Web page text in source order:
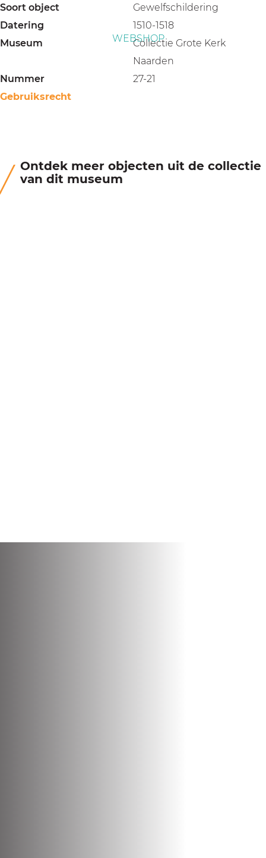
WEBSHOP
Soort object
Gewelfschildering
Datering
1510-1518
Museum
Collectie Grote Kerk
Naarden
Nummer
27-21
Gebruiksrecht
Ontdek meer objecten uit de collectie
van dit museum